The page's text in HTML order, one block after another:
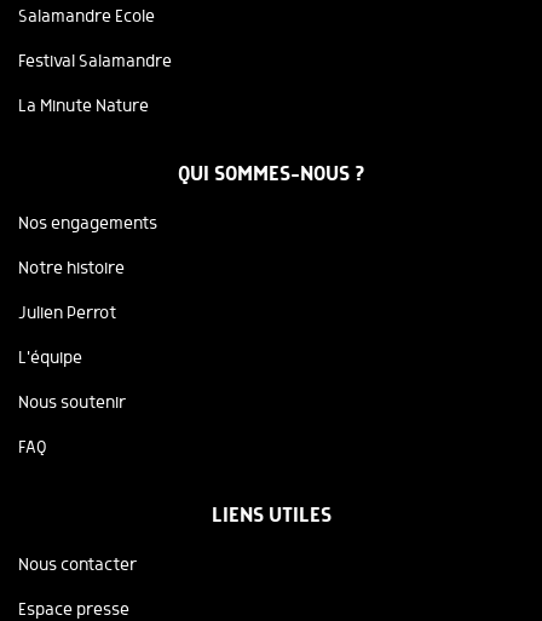
Salamandre Ecole
Festival Salamandre
La Minute Nature
QUI SOMMES-NOUS ?
Nos engagements
Notre histoire
Julien Perrot
L'équipe
Nous soutenir
FAQ
LIENS UTILES
Nous contacter
Espace presse